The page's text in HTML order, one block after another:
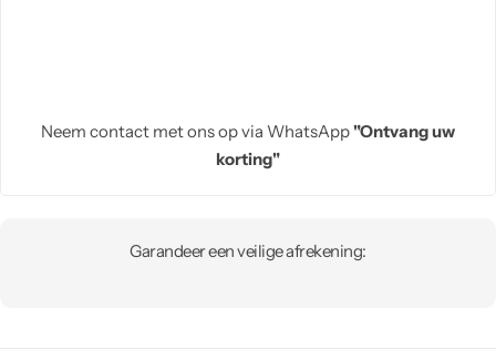
Neem contact met ons op via WhatsApp"Ontvang uw
korting"
Garandeer een veilige afrekening: